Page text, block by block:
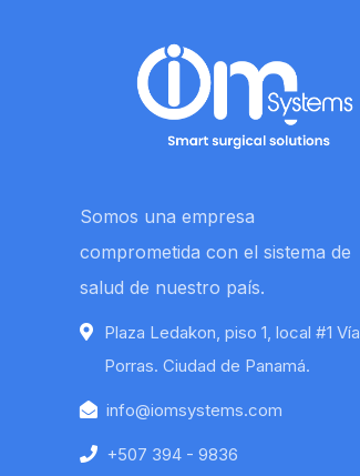
Somos una empresa
comprometida con el sistema de
salud de nuestro país.
Plaza Ledakon, piso 1, local #1 Vía
Porras. Ciudad de Panamá.
info@iomsystems.com
+507 394 - 9836